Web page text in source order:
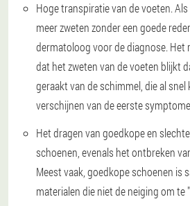
Hoge transpiratie van de voeten.
meer zweten zonder een goede
dermatoloog voor de diagnose. Het
dat het zweten van de voeten blijkt
geraakt van de schimmel, die al
verschijnen van de eerste
Het dragen van goedkope en
schoenen , evenals het ontbreken
Meest vaak, goedkope schoenen is
materialen die niet de neiging om te